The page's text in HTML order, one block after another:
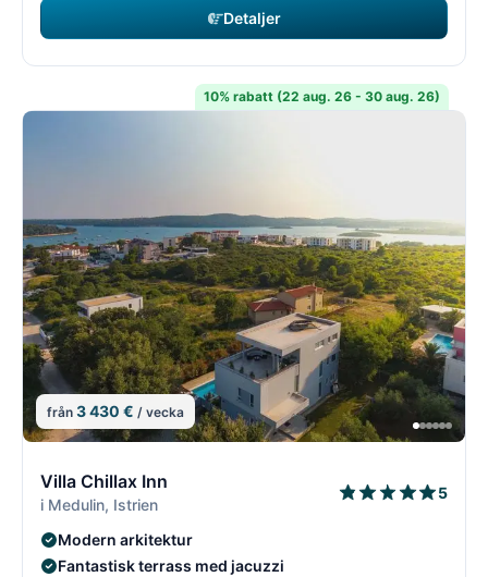
Detaljer
10% rabatt (22 aug. 26 - 30 aug. 26)
från 3 430 € / vecka
Villa Chillax Inn
i Medulin, Istrien
5
Modern arkitektur
Fantastisk terrass med jacuzzi